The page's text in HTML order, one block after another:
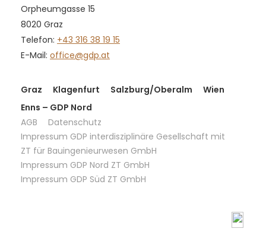
Orpheumgasse 15
8020 Graz
Telefon: +43 316 38 19 15
E-Mail: office@gdp.at
Graz Klagenfurt Salzburg/Oberalm
Wien
Enns – GDP Nord
AGB
Datenschutz
Impressum GDP interdisziplinäre Gesellschaft mit
ZT für Bauingenieurwesen GmbH
Impressum GDP Nord ZT GmbH
Impressum GDP Süd ZT GmbH